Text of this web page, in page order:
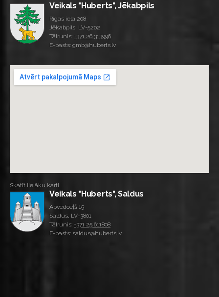
Veikals "Huberts", Jēkabpils
Rīgas iela 208
Jēkabpils, LV-5202
Tālrunis: +371 26 313996
E-pasts: gmb@huberts.lv
Skatīt lielāku karti
Veikals "Huberts", Saldus
Apvedceļš 15
Saldus, LV-3801
Tālrunis: +371 25 611808
E-pasts: saldus@huberts.lv